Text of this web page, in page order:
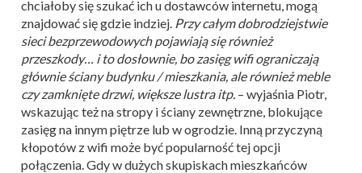
chciałoby się szukać ich u dostawców internetu, mogą
znajdować się gdzie indziej. Przy całym dobrodziejstwie
sieci bezprzewodowych pojawiają się również
przeszkody… i to dosłownie, bo zasięg wifi ograniczają
głównie ściany budynku / mieszkania, ale również meble
czy zamknięte drzwi, większe lustra itp. – wyjaśnia Piotr,
wskazując też na stropy i ściany zewnętrzne, blokujące
zasięg na innym piętrze lub w ogrodzie. Inną przyczyną
kłopotów z wifi może być popularność tej opcji
połączenia. Gdy w dużych skupiskach mieszkańców